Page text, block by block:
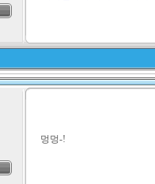
멍멍-!